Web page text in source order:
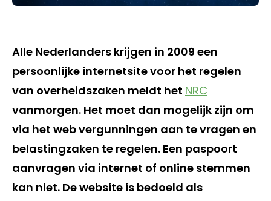
Alle Nederlanders krijgen in 2009 een
persoonlijke internetsite voor het regelen
van overheidszaken meldt het NRC
vanmorgen. Het moet dan mogelijk zijn om
via het web vergunningen aan te vragen en
belastingzaken te regelen. Een paspoort
aanvragen via internet of online stemmen
kan niet. De website is bedoeld als